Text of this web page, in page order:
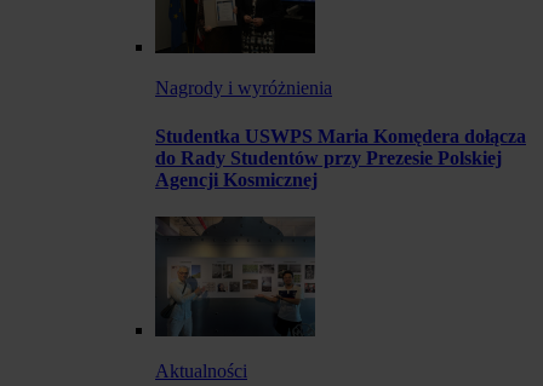
Nagrody i wyróżnienia
Studentka USWPS Maria Komędera dołącza
do Rady Studentów przy Prezesie Polskiej
Agencji Kosmicznej
Aktualności